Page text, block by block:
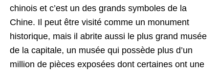
chinois et c’est un des grands symboles de la
Chine. Il peut être visité comme un monument
historique, mais il abrite aussi le plus grand musée
de la capitale, un musée qui possède plus d’un
million de pièces exposées dont certaines ont une